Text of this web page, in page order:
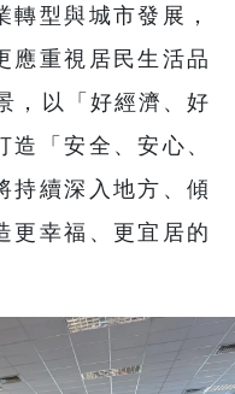
型與城市發展，
應重視居民生活品
，以「好經濟、好
「安全、安心、
持續深入地方、傾
更幸福、更宜居的